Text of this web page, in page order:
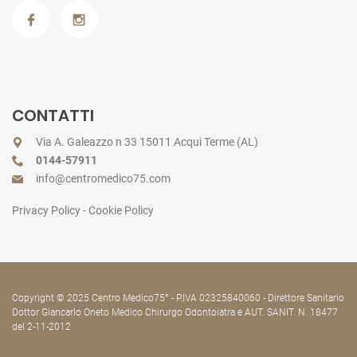
CONTATTI
Via A. Galeazzo n 33 15011 Acqui Terme (AL)
0144-57911
info@centromedico75.com
Privacy Policy- Cookie Policy
Copyright © 2025 Centro Medico75° - P.IVA 02325840060 - Direttore Sanitario
Dottor Giancarlo Oneto Medico Chirurgo Odontoiatra e AUT. SANIT. N. 18477
del 2-11-2012